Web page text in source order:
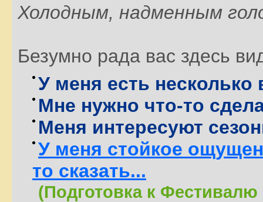
Холодным, надменным
Безумно рада вас здесь
У меня есть несколько
Мне нужно что-то
Меня интересуют
У меня стойкое
то сказать...
(Подготовка к Фестивалю